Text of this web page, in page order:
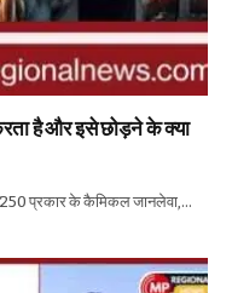
है और इसे छोड़ने के क्या
प्रकार के कैमिकल जानलेवा,…